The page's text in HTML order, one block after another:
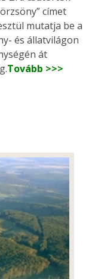
címet
mutatja be a
és állatvilágon
át
Tovább >>>